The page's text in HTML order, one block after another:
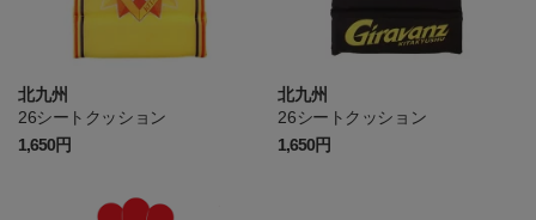
北九州
26シートクッション
1,650円
北九州
26シートクッション
1,650円